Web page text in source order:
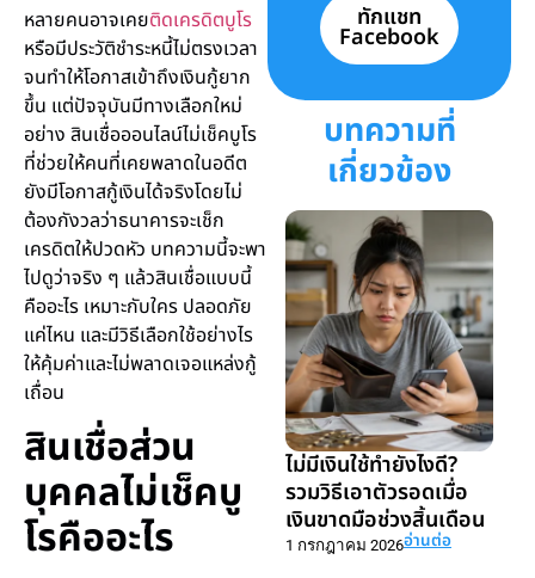
หลายคนอาจเคยติดเครดิตบูโร
หรือมีประวัติชำระหนี้ไม่ตรงเวลา
จนทำให้โอกาสเข้าถึงเงินกู้ยาก
ขึ้น แต่ปัจจุบันมีทางเลือกใหม่
อย่าง สินเชื่อออนไลน์ไม่เช็คบูโร
ที่ช่วยให้คนที่เคยพลาดในอดีต
ยังมีโอกาสกู้เงินได้จริงโดยไม่
ต้องกังวลว่าธนาคารจะเช็ก
เครดิตให้ปวดหัว บทความนี้จะพา
ไปดูว่าจริง ๆ แล้วสินเชื่อแบบนี้
คืออะไร เหมาะกับใคร ปลอดภัย
แค่ไหน และมีวิธีเลือกใช้อย่างไร
ให้คุ้มค่าและไม่พลาดเจอแหล่งกู้
เถื่อน
สินเชื่อส่วน
บุคคลไม่เช็คบู
โรคืออะไร
ทักแชท
Facebook
บทความที่
เกี่ยวข้อง
ไม่มีเงินใช้ทำยังไงดี?
รวมวิธีเอาตัวรอดเมื่อ
เงินขาดมือช่วงสิ้นเดือน
1 กรกฎาคม 2026อ่านต่อ